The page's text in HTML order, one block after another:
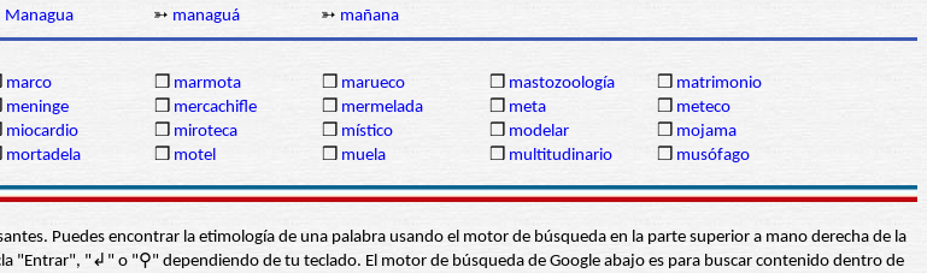
Managua ➳ managuá ➳ mañana
marco ❒ marmota ❒ marueco ❒ mastozoología ❒ matrimonio
meninge ❒ mercachifle ❒ mermelada ❒ meta ❒ meteco
miocardio ❒ miroteca ❒ místico ❒ modelar ❒ mojama
mortadela ❒ motel ❒ muela ❒ multitudinario ❒ musófago
Puedes encontrar la etimología de una palabra usando el motor de búsqueda en la parte superior a mano derecha de la
"Entrar", "↲" o "⚲" dependiendo de tu teclado. El motor de búsqueda de Google abajo es para buscar contenido dentro de